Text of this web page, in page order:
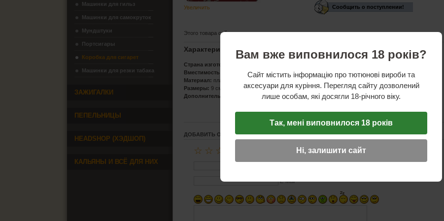
Увеличить Сообщить о поступлении!
Этого товара сейчас нет в наличии.
Характеристики
Страна изготовитель:
Вместимость:
для 25 сигарет
Материал: пластик
Размеры: 9 см х 7 см
Дополнительная информация:Автоматически-откидная крышка
ДОБАВИТЬ ОТЗЫВ
☆
☆
☆
E-Mail
Машинки для гильз
Машинки для самокруток
Мундштуки
Портсигары
Коробка для сигарет
Машинки для резки табака
ЗАЖИГАЛКИ
ПЕПЕЛЬНИЦЫ
HEADSHOP (ХЭДШОП)
КАЛЬЯНЫ И ВСЁ ДЛЯ НИХ
Вам вже виповнилося 18 років?
Сайт містить інформацію про тютюнові вироби та
аксесуари для куріння. Перегляд сайту дозволений
лише особам, які досягли 18-річного віку.
Так, мені виповнилося 18 років
Ні, залишити сайт